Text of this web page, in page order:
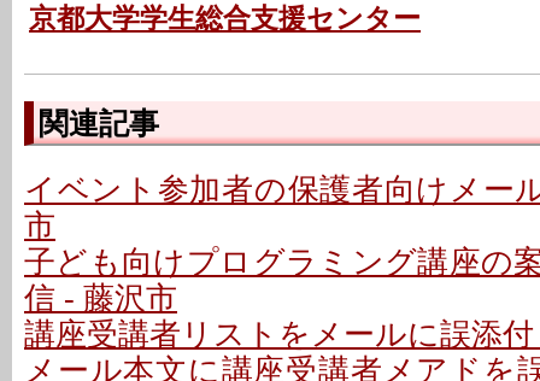
京都大学学生総合支援センター
関連記事
イベント参加者の保護者向けメー
市
子ども向けプログラミング講座の
信 - 藤沢市
講座受講者リストをメールに誤添
メール本文に講座受講者メアドを